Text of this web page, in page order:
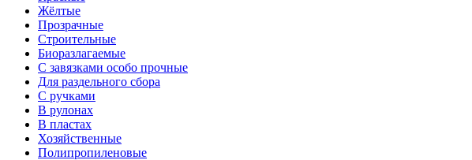
Жёлтые
Прозрачные
Строительные
Биоразлагаемые
С завязками особо прочные
Для раздельного сбора
С ручками
В рулонах
В пластах
Хозяйственные
Полипропиленовые